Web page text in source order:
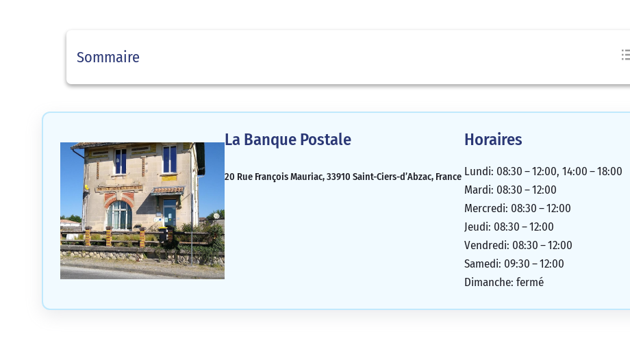
Sommaire
La Banque Postale
20 Rue François Mauriac, 33910 Saint-Ciers-d’Abzac, France
Horaires
Lundi: 08:30 – 12:00, 14:00 – 18:00
Mardi: 08:30 – 12:00
Mercredi: 08:30 – 12:00
Jeudi: 08:30 – 12:00
Vendredi: 08:30 – 12:00
Samedi: 09:30 – 12:00
Dimanche: fermé